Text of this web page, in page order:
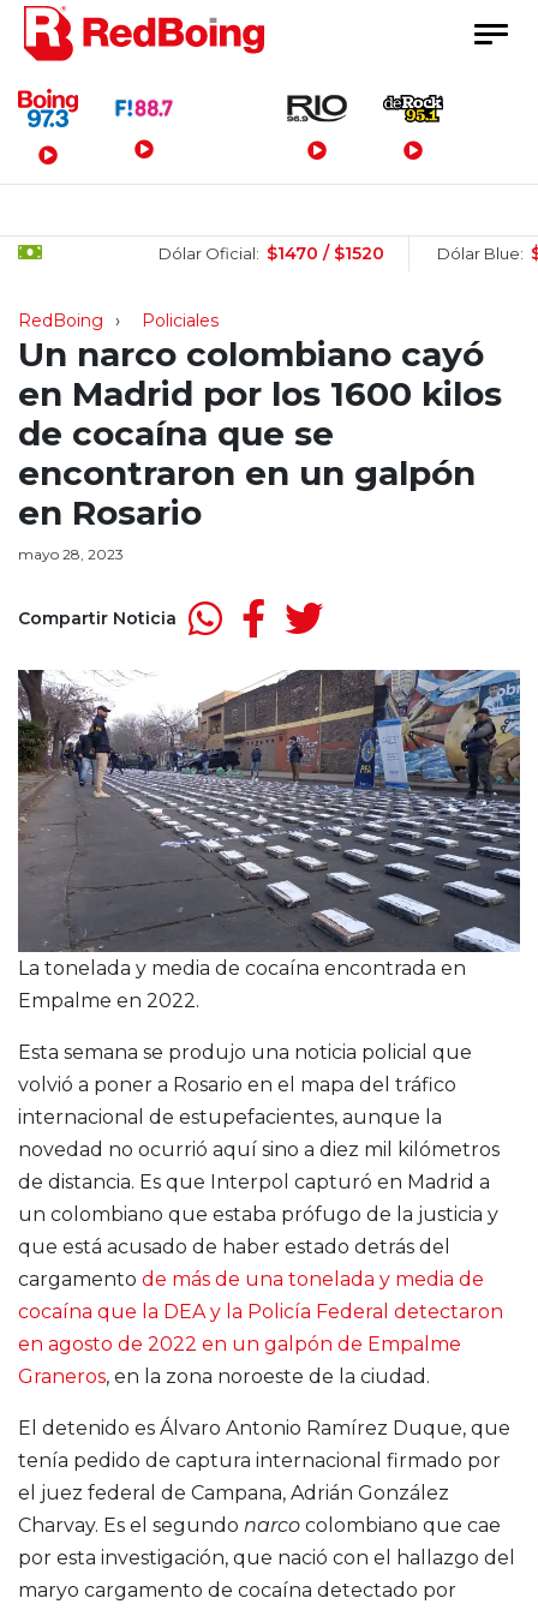
Menú Principal
Dólar Oficial: $1470 / $1520 Dólar Blue: $1510
RedBoing Policiales
Un narco colombiano cayó
en Madrid por los 1600 kilos
de cocaína que se
encontraron en un galpón
en Rosario
mayo 28, 2023
Compartir Noticia
La tonelada y media de cocaína encontrada en
Empalme en 2022.
Esta semana se produjo una noticia policial que
volvió a poner a Rosario en el mapa del tráfico
internacional de estupefacientes, aunque la
novedad no ocurrió aquí sino a diez mil kilómetros
de distancia. Es que Interpol capturó en Madrid a
un colombiano que estaba prófugo de la justicia y
que está acusado de haber estado detrás del
cargamento de más de una tonelada y media de
cocaína que la DEA y la Policía Federal detectaron
en agosto de 2022 en un galpón de Empalme
Graneros, en la zona noroeste de la ciudad.
El detenido es Álvaro Antonio Ramírez Duque, que
tenía pedido de captura internacional firmado por
el juez federal de Campana, Adrián González
Charvay. Es el segundo narco colombiano que cae
por esta investigación, que nació con el hallazgo del
maryo cargamento de cocaína detectado por